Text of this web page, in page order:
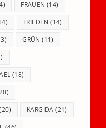
FRAUEN (14)
FRIEDEN (14)
GRÜN (11)
(18)
(20) KARGIDA (21)